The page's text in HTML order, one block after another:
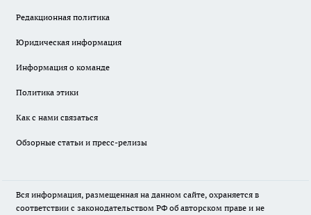
Редакционная политика
Юридическая информация
Информация о команде
Политика этики
Как с нами связаться
Обзорные статьи и пресс-релизы
Вся информация, размещенная на данном сайте, охраняется в
соответствии с законодательством РФ об авторском праве и не